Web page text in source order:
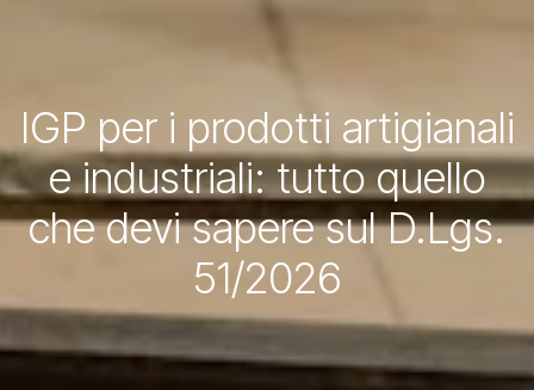
IGP per i prodotti artigianali
e industriali: tutto quello
che devi sapere sul D.Lgs.
51/2026